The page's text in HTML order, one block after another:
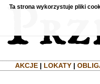
AKCJE| LOKATY|
Ta strona wykorzystuje pliki